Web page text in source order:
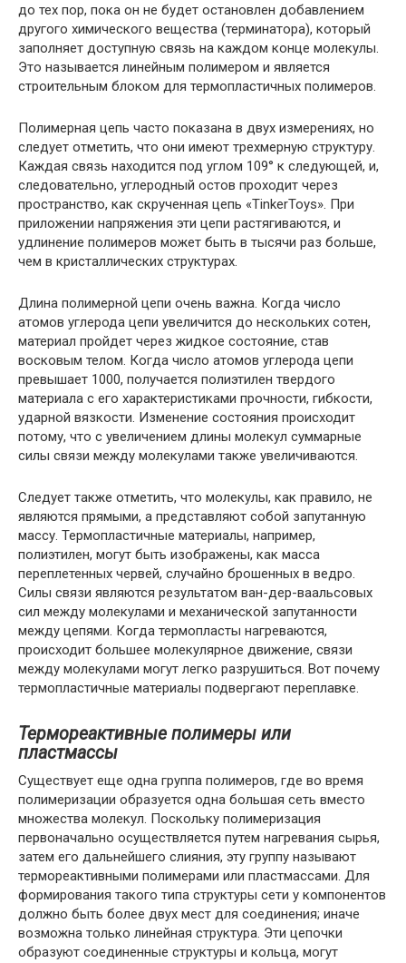
до тех пор, пока он не будет остановлен добавлением
другого химического вещества (терминатора), который
заполняет доступную связь на каждом конце молекулы.
Это называется линейным полимером и является
строительным блоком для термопластичных полимеров.
Полимерная цепь часто показана в двух измерениях, но
следует отметить, что они имеют трехмерную структуру.
Каждая связь находится под углом 109° к следующей, и,
следовательно, углеродный остов проходит через
пространство, как скрученная цепь «TinkerToys». При
приложении напряжения эти цепи растягиваются, и
удлинение полимеров может быть в тысячи раз больше,
чем в кристаллических структурах.
Длина полимерной цепи очень важна. Когда число
атомов углерода цепи увеличится до нескольких сотен,
материал пройдет через жидкое состояние, став
восковым телом. Когда число атомов углерода цепи
превышает 1000, получается полиэтилен твердого
материала с его характеристиками прочности, гибкости,
ударной вязкости. Изменение состояния происходит
потому, что с увеличением длины молекул суммарные
силы связи между молекулами также увеличиваются.
Следует также отметить, что молекулы, как правило, не
являются прямыми, а представляют собой запутанную
массу. Термопластичные материалы, например,
полиэтилен, могут быть изображены, как масса
переплетенных червей, случайно брошенных в ведро.
Силы связи являются результатом ван-дер-ваальсовых
сил между молекулами и механической запутанности
между цепями. Когда термопласты нагреваются,
происходит большее молекулярное движение, связи
между молекулами могут легко разрушиться. Вот почему
термопластичные материалы подвергают переплавке.
Термореактивные полимеры или
пластмассы
Существует еще одна группа полимеров, где во время
полимеризации образуется одна большая сеть вместо
множества молекул. Поскольку полимеризация
первоначально осуществляется путем нагревания сырья,
затем его дальнейшего слияния, эту группу называют
термореактивными полимерами или пластмассами. Для
формирования такого типа структуры сети у компонентов
должно быть более двух мест для соединения; иначе
возможна только линейная структура. Эти цепочки
образуют соединенные структуры и кольца, могут